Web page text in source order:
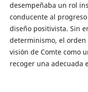
desempeñaba un rol
conducente al
diseño positivista. Sin
determinismo, el
visión de Comte como
recoger una adecuada